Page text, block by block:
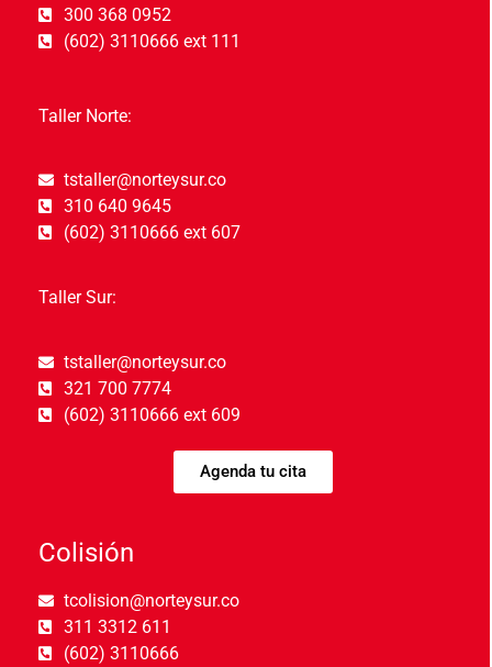
300 368 0952
(602) 3110666 ext 111
Taller Norte:
tstaller@norteysur.co
310 640 9645
(602) 3110666 ext 607
Taller Sur:
tstaller@norteysur.co
321 700 7774
(602) 3110666 ext 609
Agenda tu cita
Colisión
tcolision@norteysur.co
311 3312 611
(602) 3110666